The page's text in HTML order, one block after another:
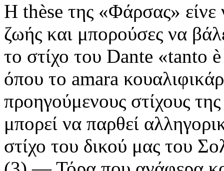
Η thèse της «Φάρσας» είνε
ζωής και μπορούσες να
το στίχο του Dante «tanto
όπου το amara
προηγούμενους στίχους
μπορεί να παρθεί
στίχο του δικού μας του